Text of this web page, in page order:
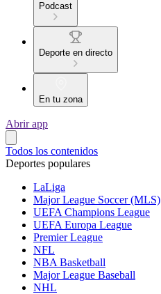
Podcast
Deporte en directo
En tu zona
Abrir app
Todos los contenidos
Deportes populares
LaLiga
Major League Soccer (MLS)
UEFA Champions League
UEFA Europa League
Premier League
NFL
NBA Basketball
Major League Baseball
NHL